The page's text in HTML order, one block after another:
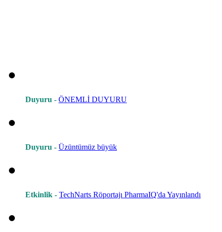
Duyuru - ÖNEMLİ DUYURU
Duyuru - Üzüntümüz büyük
Etkinlik - TechNarts Röportajı PharmaIQ'da Yayınlandı